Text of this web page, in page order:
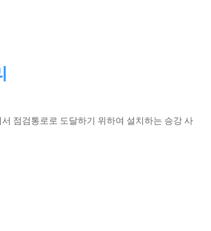
점검통로로 도달하기 위하여 설치하는 승강 사